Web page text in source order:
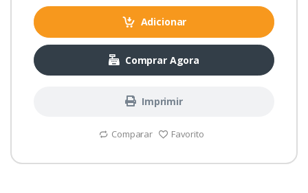
Adicionar
Comprar Agora
Imprimir
Comparar Favorito